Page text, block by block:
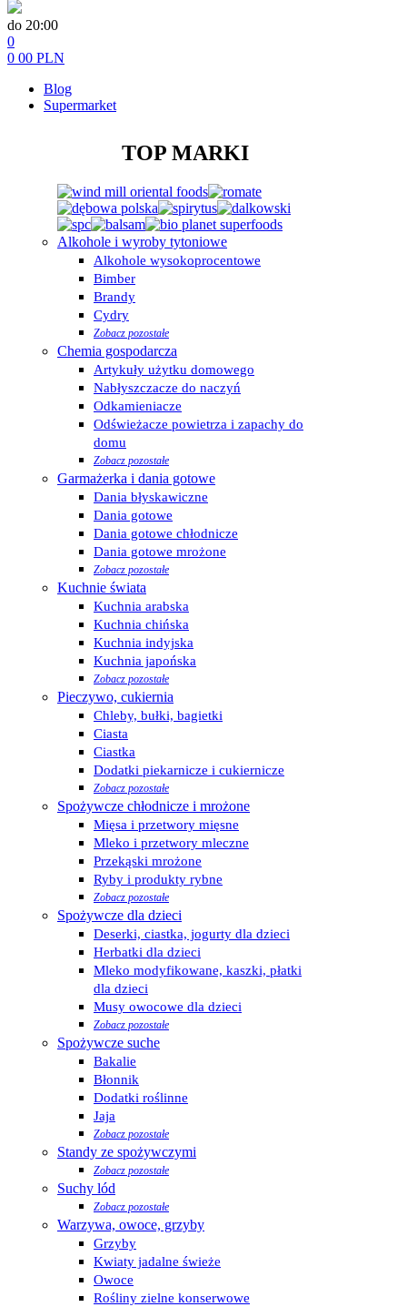
do 20:00
0
0 00 PLN
Blog
Supermarket
TOP MARKI
Alkohole i wyroby tytoniowe
Alkohole wysokoprocentowe
Bimber
Brandy
Cydry
Zobacz pozostałe
Chemia gospodarcza
Artykuły użytku domowego
Nabłyszczacze do naczyń
Odkamieniacze
Odświeżacze powietrza i zapachy do
domu
Zobacz pozostałe
Garmażerka i dania gotowe
Dania błyskawiczne
Dania gotowe
Dania gotowe chłodnicze
Dania gotowe mrożone
Zobacz pozostałe
Kuchnie świata
Kuchnia arabska
Kuchnia chińska
Kuchnia indyjska
Kuchnia japońska
Zobacz pozostałe
Pieczywo, cukiernia
Chleby, bułki, bagietki
Ciasta
Ciastka
Dodatki piekarnicze i cukiernicze
Zobacz pozostałe
Spożywcze chłodnicze i mrożone
Mięsa i przetwory mięsne
Mleko i przetwory mleczne
Przekąski mrożone
Ryby i produkty rybne
Zobacz pozostałe
Spożywcze dla dzieci
Deserki, ciastka, jogurty dla dzieci
Herbatki dla dzieci
Mleko modyfikowane, kaszki, płatki
dla dzieci
Musy owocowe dla dzieci
Zobacz pozostałe
Spożywcze suche
Bakalie
Błonnik
Dodatki roślinne
Jaja
Zobacz pozostałe
Standy ze spożywczymi
Zobacz pozostałe
Suchy lód
Zobacz pozostałe
Warzywa, owoce, grzyby
Grzyby
Kwiaty jadalne świeże
Owoce
Rośliny zielne konserwowe